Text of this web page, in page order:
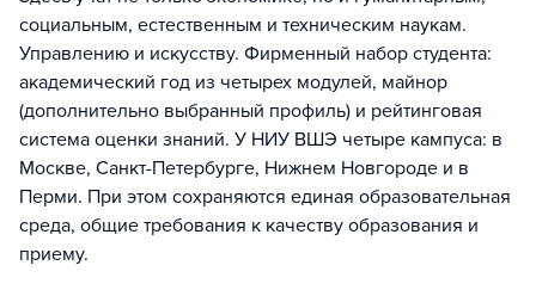
социальным, естественным и техническим наукам.
Управлению и искусству. Фирменный набор студента:
академический год из четырех модулей, майнор
(дополнительно выбранный профиль) и рейтинговая
система оценки знаний. У НИУ ВШЭ четыре кампуса: в
Москве, Санкт-Петербурге, Нижнем Новгороде и в
Перми. При этом сохраняются единая образовательная
среда, общие требования к качеству образования и
приему.